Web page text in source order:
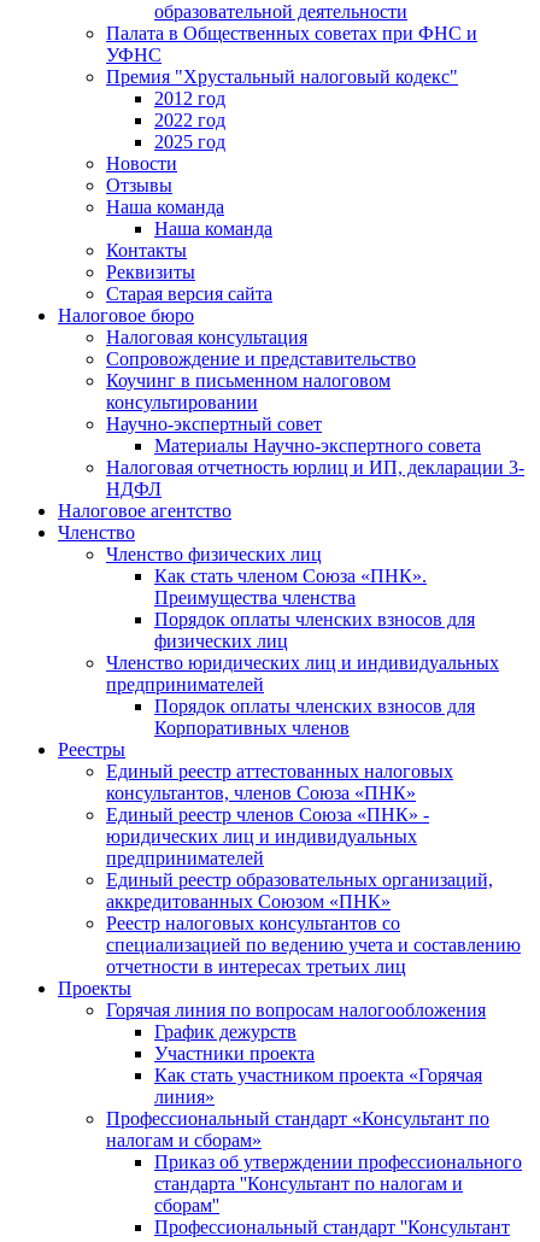
образовательной деятельности
Палата в Общественных советах при ФНС и
УФНС
Премия "Хрустальный налоговый кодекс"
2012 год
2022 год
2025 год
Новости
Отзывы
Наша команда
Наша команда
Контакты
Реквизиты
Старая версия сайта
Налоговое бюро
Налоговая консультация
Cопровождение и представительство
Коучинг в письменном налоговом
консультировании
Научно-экспертный совет
Материалы Научно-экспертного совета
Налоговая отчетность юрлиц и ИП, декларации 3-
НДФЛ
Налоговое агентство
Членство
Членство физических лиц
Как стать членом Союза «ПНК».
Преимущества членства
Порядок оплаты членских взносов для
физических лиц
Членство юридических лиц и индивидуальных
предпринимателей
Порядок оплаты членских взносов для
Корпоративных членов
Реестры
Единый реестр аттестованных налоговых
консультантов, членов Союза «ПНК»
Единый реестр членов Союза «ПНК» -
юридических лиц и индивидуальных
предпринимателей
Единый реестр образовательных организаций,
аккредитованных Союзом «ПНК»
Реестр налоговых консультантов со
специализацией по ведению учета и составлению
отчетности в интересах третьих лиц
Проекты
Горячая линия по вопросам налогообложения
График дежурств
Участники проекта
Как стать участником проекта «Горячая
линия»
Профессиональный стандарт «Консультант по
налогам и сборам»
Приказ об утверждении профессионального
стандарта ''Консультант по налогам и
сборам''
Профессиональный стандарт ''Консультант